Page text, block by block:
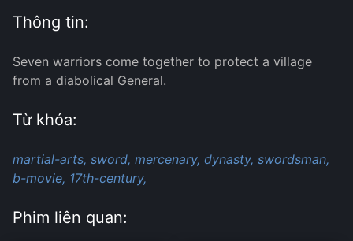
Thông tin:
Seven warriors come together to protect a village
from a diabolical General.
Từ khóa:
martial-arts, sword, mercenary, dynasty, swordsman,
b-movie, 17th-century,
Phim liên quan: